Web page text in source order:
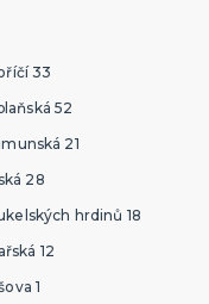
33
52
21
28
hrdinů 18
12
1